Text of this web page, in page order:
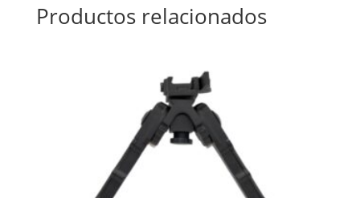
Productos relacionados